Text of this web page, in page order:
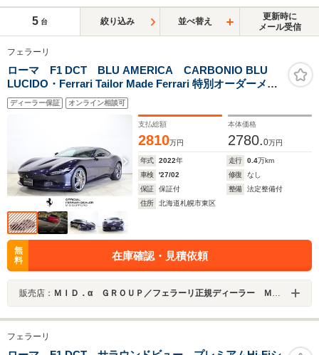
5 台 絞り込み 並べ替え
更新時に
メール受信
フェラーリ
ローマ F1 DCT BLU AMERICA CARBONIO BLU
LUCIDO・Ferrari Tailor Made Ferrari 特別オーダーメイ
ドプログラム
ディーラー保証 オンライン相談可
支払総額
2810万円
本体価格
2780.0万円
年式 2022年 走行 0.4万km
車検
'27/02 修復
なし
保証
保証付 整備
法定整備付
住所
北海道札幌市東区
無
料
在庫確認・見積依頼
販売店： ＭＩＤ．α ＧＲＯＵＰ／フェラーリ正規ディーラー ＭＩＤ Ｓａｐｐｏｒｏ／株式会社ＭＩＤ ＡＬＦＡ
フェラーリ